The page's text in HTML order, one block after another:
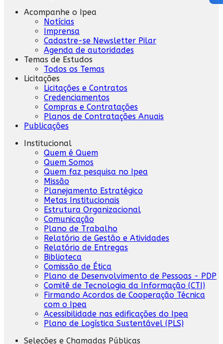
Acompanhe o Ipea
Notícias
Imprensa
Cadastre-se Newsletter Pilar
Agenda de autoridades
Temas de Estudos
Todos os Temas
Licitações
Licitações e Contratos
Credenciamentos
Compras e Contratações
Planos de Contratações Anuais
Publicações
Institucional
Quem é Quem
Quem Somos
Quem faz pesquisa no Ipea
Missão
Planejamento Estratégico
Metas Institucionais
Estrutura Organizacional
Comunicação
Plano de Trabalho
Relatório de Gestão e Atividades
Relatório de Entregas
Biblioteca
Comissão de Ética
Plano de Desenvolvimento de Pessoas - PDP
Comitê de Tecnologia da Informação (CTI)
Firmando Acordos de Cooperação Técnica
com o Ipea
Acessibilidade nas edificações do Ipea
Plano de Logística Sustentável (PLS)
Seleções e Chamadas Públicas